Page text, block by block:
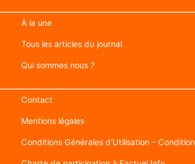
À la une
Tous les articles du journal
Qui sommes nous ?
Contact
Mentions légales
Conditions Générales d’Utilisation –